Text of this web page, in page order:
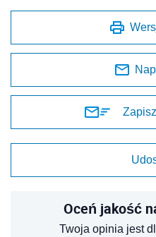
Oceń jakość
Twoja opinia jest